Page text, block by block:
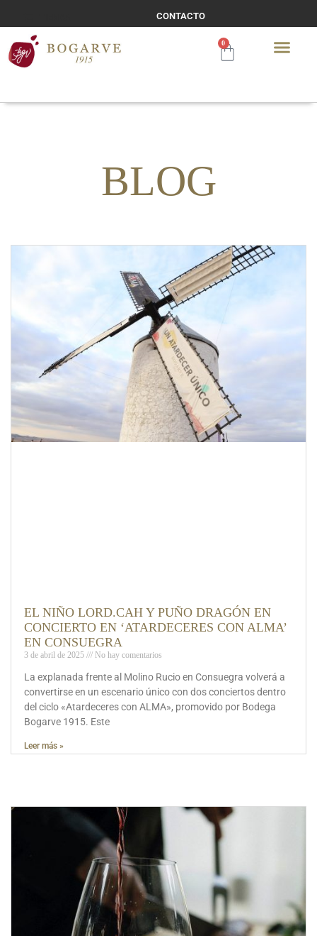
CONTACTO
0
BLOG
EL NIÑO LORD.CAH Y PUÑO DRAGÓN EN
CONCIERTO EN ‘ATARDECERES CON ALMA’
EN CONSUEGRA
3 de abril de 2025 No hay comentarios
La explanada frente al Molino Rucio en Consuegra volverá a
convertirse en un escenario único con dos conciertos dentro
del ciclo «Atardeceres con ALMA», promovido por Bodega
Bogarve 1915. Este
Leer más »